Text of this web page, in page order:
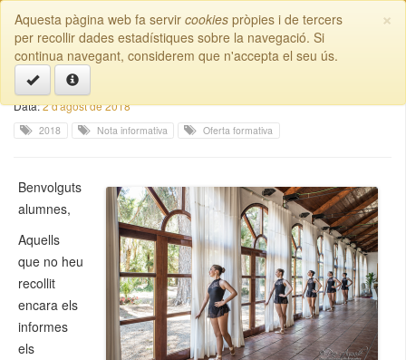
×
Aquesta pàgina web fa servir cookies pròpies i de tercers
per recollir dades estadístiques sobre la navegació. Si
continua navegant, considerem que n'accepta el seu ús.
Escola de Dansa | Reus
Carta als alumnes
Data:2 d'agost de 2018
2018 Nota informativa Oferta formativa
Benvolguts
alumnes,
Aquells
que no heu
recollit
encara els
informes
els